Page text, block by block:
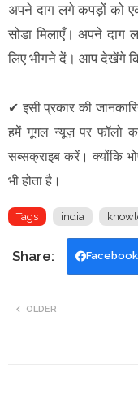
अपने दाग लगे कपड़ों को
सोडा मिलाएँ। अपने
लिए भीगने दें। आप देखेंगे कि
✔ इसी प्रकार की
हमें गूगल न्यूज़ पर फॉलो
सब्सक्राइब करें। क्योंकि
भी होता है।
Tags india
Facebook
OLDER